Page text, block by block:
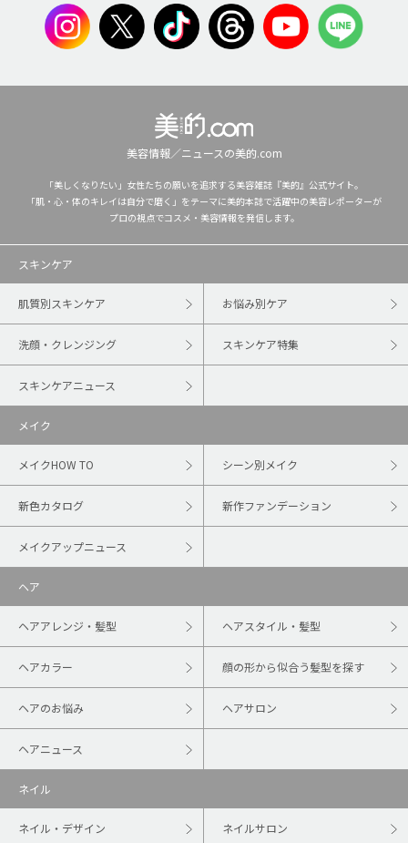
美容情報／ニュースの美的.com
「美しくなりたい」女性たちの願いを追求する美容雑誌『美的』公式サイト。
「肌・心・体のキレイは自分で磨く」をテーマに美的本誌で活躍中の美容レポーターが
プロの視点でコスメ・美容情報を発信します。
スキンケア
肌質別スキンケア お悩み別ケア
洗顔・クレンジング スキンケア特集
スキンケアニュース
メイク
メイクHOW TO シーン別メイク
新色カタログ 新作ファンデーション
メイクアップニュース
ヘア
ヘアアレンジ・髪型 ヘアスタイル・髪型
ヘアカラー 顔の形から似合う髪型を探す
ヘアのお悩み ヘアサロン
ヘアニュース
ネイル
ネイル・デザイン ネイルサロン